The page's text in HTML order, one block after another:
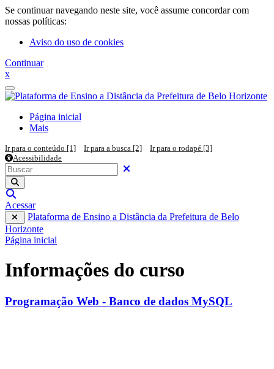
Ir para o conteúdo principal
Se continuar navegando neste site, você assume concordar com
nossas políticas:
Aviso do uso de cookies
Continuar
x
Painel lateral
Página inicial
Mais
Ir para o conteúdo [1] Ir para a busca [2]
Ir para o rodapé [3]
Acessibilidade
Pesquisar em todo o site
Buscar
Executar pesquisa
Acessar
Plataforma de Ensino a Distância da Prefeitura de Belo
Horizonte
Página inicial
Informações do curso
Programação Web - Banco de dados MySQL